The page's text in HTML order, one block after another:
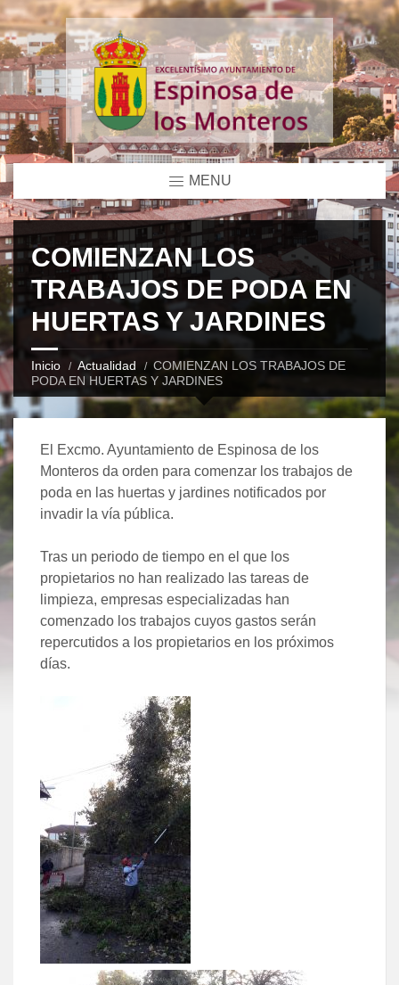
MENU
COMIENZAN LOS
TRABAJOS DE PODA EN
HUERTAS Y JARDINES
Inicio Actualidad
COMIENZAN LOS TRABAJOS DE
PODA EN HUERTAS Y JARDINES
El Excmo. Ayuntamiento de Espinosa de los
Monteros da orden para comenzar los trabajos de
poda en las huertas y jardines notificados por
invadir la vía pública.
Tras un periodo de tiempo en el que los
propietarios no han realizado las tareas de
limpieza, empresas especializadas han
comenzado los trabajos cuyos gastos serán
repercutidos a los propietarios en los próximos
días.